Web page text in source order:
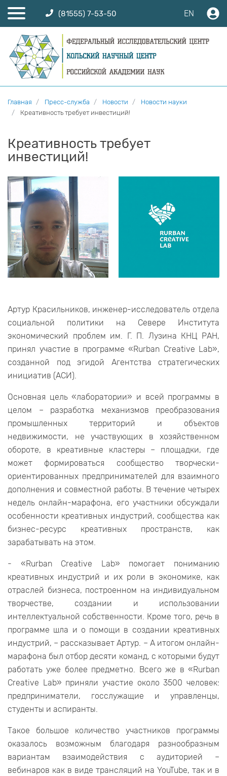
(81555) 7-53-50 EN
Главная Пресс-служба Новости
Новости науки
Креативность требует инвестиций!
Креативность требует
инвестиций!
Артур Красильников, инженер-исследователь отдела
социальной политики на Севере Института
экономический проблем им. Г. П. Лузина КНЦ РАН,
принял участие в программе «Rurban Creative Lab»,
созданной под эгидой Агентства стратегических
инициатив (АСИ).
Основная цель «лаборатории» и всей программы в
целом – разработка механизмов преобразования
промышленных территорий и объектов
недвижимости, не участвующих в хозяйственном
обороте, в креативные кластеры – площадки, где
может формироваться сообщество творчески-
ориентированных предпринимателей для взаимного
дополнения и совместной работы. В течение четырех
недель онлайн-марафона, его участники обсуждали
особенности креативных индустрий, сообщества как
бизнес-ресурс креативных пространств, как
зарабатывать на этом.
- «Rurban Creative Lab» помогает пониманию
креативных индустрий и их роли в экономике, как
отраслей бизнеса, построенном на индивидуальном
творчестве, создании и использовании
интеллектуальной собственности. Кроме того, речь в
программе шла и о помощи в создании креативных
индустрий, – рассказывает Артур. – А итогом онлайн-
марафона был отбор десяти команд, с которыми будут
работать уже более предметно. Всего же в «Rurban
Creative Lab» приняли участие около 3500 человек:
предприниматели, госслужащие и управленцы,
студенты и аспиранты.
Такое большое количество участников программы
оказалось возможным благодаря разнообразным
вариантам взаимодействия с аудиторией –
вебинаров как в виде трансляций на YouTube, так и в